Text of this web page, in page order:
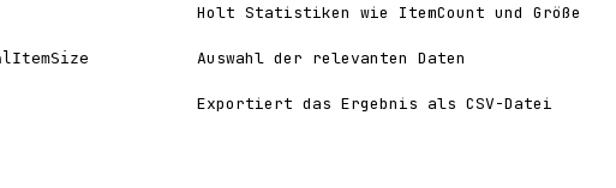
Holt Statistiken wie ItemCount und Größe
Auswahl der relevanten Daten
Exportiert das Ergebnis als CSV-Datei